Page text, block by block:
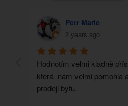
Petr Marie
2 years ago
Hodnotím velmi kladně
která  nám velmi pomohla
prodeji bytu.